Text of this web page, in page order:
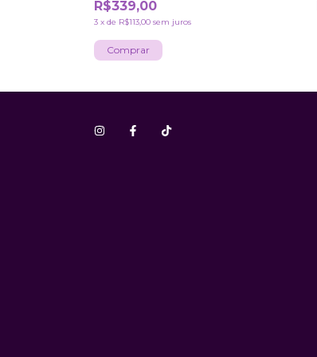
R$339,00
3 x de R$113,00 sem juros